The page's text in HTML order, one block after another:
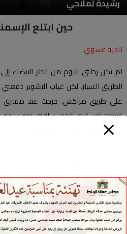
رشيدة لملاحي
حين ابتلع
نادية عسوي
لم تكن رحلتي اليوم من الدار البيضاء
الطريق السيار، لكن غياب التشوير
على طريق مراكش. خرجت عند مفترق
وتبعت إحساسي الذي ساقني نحو
محاولة للعودة إلى الطريق الصحيح.
الماضي الممدود في ذاكرتي، وظل
كنت في التاسعة عشرة، أركب سيارة
منعطف، محملة بثلاجات صغيرة تحفظ
كأصابع من البلور، نحافظ عليها كما